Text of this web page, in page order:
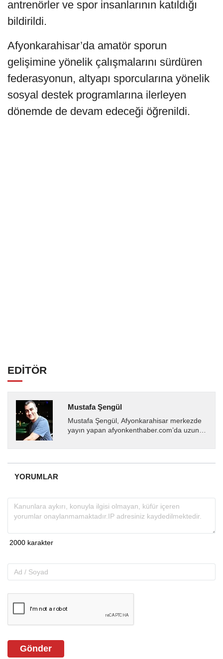
antrenörler ve spor insanlarının katıldığı
bildirildi.
Afyonkarahisar’da amatör sporun
gelişimine yönelik çalışmalarını sürdüren
federasyonun, altyapı sporcularına yönelik
sosyal destek programlarına ilerleyen
dönemde de devam edeceği öğrenildi.
EDİTÖR
Mustafa Şengül
Mustafa Şengül, Afyonkarahisar merkezde
yayın yapan afyonkenthaber.com’da uzun
almakta, haber akışı...
YORUMLAR
Gönder